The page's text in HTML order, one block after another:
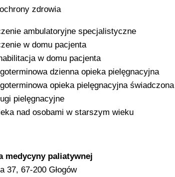
zdrowia
ambulatoryjne specjalistyczne
w domu pacjenta
w domu pacjenta
dzienna opieka pielęgnacyjna
opieka pielęgnacyjna
pielęgnacyjne
nad osobami w starszym wieku
medycyny paliatywnej
37, 67-200 Głogów